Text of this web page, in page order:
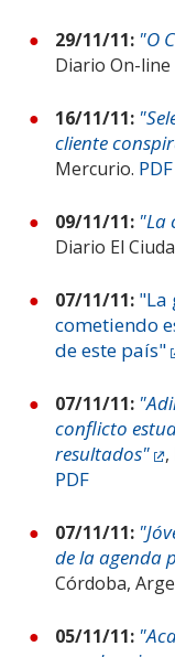
29/11/11: "O
Diario On-line
16/11/11:
cliente
Mercurio. PDF
09/11/11: "La
Diario El
07/11/11: "La
cometiendo
de este país"
07/11/11:
conflicto
resultados"
PDF
07/11/11:
de la agenda
Córdoba,
05/11/11: